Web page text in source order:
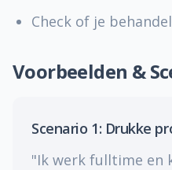
Check of je
Voorbeelden &
Scenario 1: Drukke
"Ik werk fulltime en